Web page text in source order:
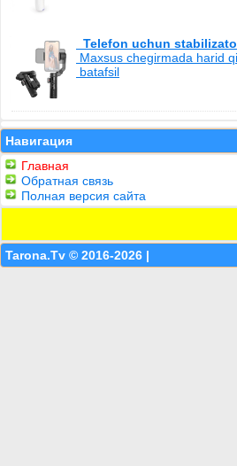
Telefon uchun
Maxsus chegirmada harid
batafsil
Навигация
Главная
Обратная связь
Полная версия сайта
Tarona.Tv © 2016-2026 |